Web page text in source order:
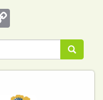
Copy
Link Пошук
Пошук